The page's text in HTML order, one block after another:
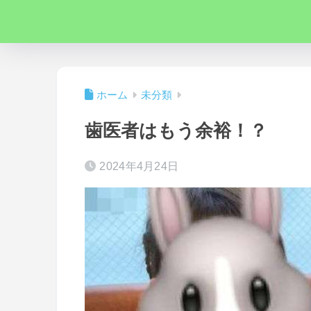
ホーム 未分類
歯医者はもう余裕！？
2024年4月24日